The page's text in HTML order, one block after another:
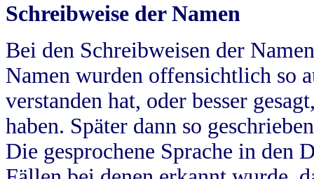
Schreibweise der Namen
Bei den Schreibweisen der
Namen wurden offensichtlich so
verstanden hat, oder besser
haben. Später dann so
Die gesprochene Sprache in